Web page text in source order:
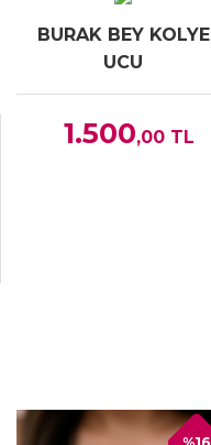
BURAK BEY KOLYE
UCU
1.500,00TL